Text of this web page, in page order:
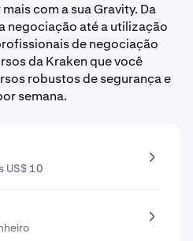
com a sua Gravity. Da
negociação até a utilização
de negociação
da Kraken que você
robustos de segurança e
semana.
US$ 10